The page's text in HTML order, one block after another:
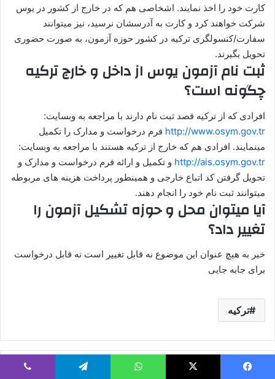
کارت خود را اخذ نمایند. اشخاصی هم که در خارج از کشور در یوس
شرکت خواهند کرد و کارت به آدرسشان نرسید، نیز میتوانند
سفارت/کنسولگری ترکیه در کشور حوزه آزمون، به صورت حضوری
تحویل بگیرند.
ثبت نام آزمون یوس از داخل و خارج ترکیه
چگونه است؟
افرادی که از ترکیه قصد ثبت نام دارند با مراجعه به وبسایت:
http://www.osym.gov.tr فرم درخواست و مدارک را تکمیل
مینمایند. افرادی هم که خارج از ترکیه هستند با مراجعه به وبسایت:
http://ais.osym.gov.tr و تکمیل و ارائه فرم درخواست و مدارک و
تحویل گرفتن کد اتباع خارجی و همینطور پرداخت هزینه های مربوطه
میتوانند ثبت نام خود را انجام دهند.
آیا میتوان محل و حوزه تشکیل آزمون را
تغییر داد؟
خیر به هیچ عنوان این موضوع نه قابل تغییر است نه قابل درخواست
برای جابه جایی
ترکیه
بهترین